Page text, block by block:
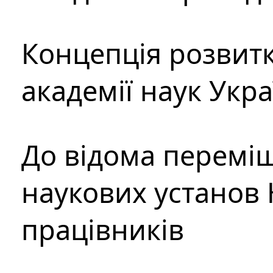
Концепція
академії наук
До відома
наукових установ
працівників